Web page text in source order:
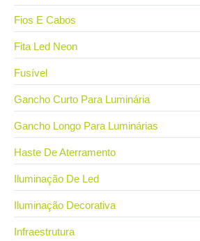
Fios E Cabos
Fita Led Neon
Fusível
Gancho Curto Para Luminária
Gancho Longo Para Luminárias
Haste De Aterramento
Iluminação De Led
Iluminação Decorativa
Infraestrutura